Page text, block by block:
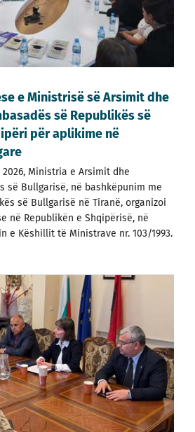
e Ministrisë së Arsimit dhe
së Republikës së
për aplikime në
Ministria e Arsimit dhe
së Bullgarisë, në bashkëpunim me
së Bullgarisë në Tiranë, organizoi
në Republikën e Shqipërisë, në
e Këshillit të Ministrave nr. 103/1993.